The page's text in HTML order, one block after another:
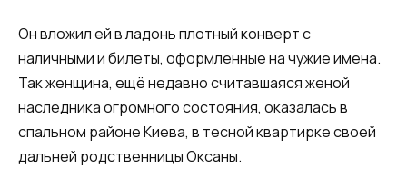
Он вложил ей в ладонь плотный конверт с
наличными и билеты, оформленные на чужие имена.
Так женщина, ещё недавно считавшаяся женой
наследника огромного состояния, оказалась в
спальном районе Киева, в тесной квартирке своей
дальней родственницы Оксаны.